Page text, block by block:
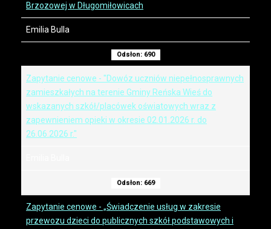
Brzozowej w Długomiłowicach
Emilia Bulla
Odsłon: 690
Zapytanie cenowe - "Dowóz uczniów niepełnosprawnych
zamieszkałych na terenie Gminy Reńska Wieś do
wskazanych szkół/placówek oświatowych wraz z
zapewnieniem opieki w okresie 02.01.2026 r. do
26.06.2026 r."
Odsłon: 669
Zapytanie cenowe - „Świadczenie usług w zakresie
przewozu dzieci do publicznych szkół podstawowych i